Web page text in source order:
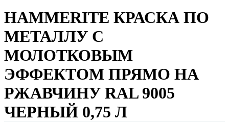
HAMMERITE КРАСКА ПО
МЕТАЛЛУ С
МОЛОТКОВЫМ
ЭФФЕКТОМ ПРЯМО НА
РЖАВЧИНУ RAL 9005
ЧЕРНЫЙ 0,75 Л